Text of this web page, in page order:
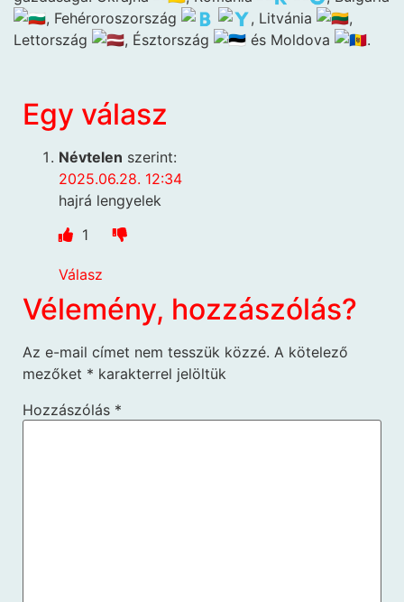
, Fehéroroszország
, Litvánia
,
Lettország
, Észtország és Moldova .
Egy válasz
Névtelen szerint:
2025.06.28. 12:34
hajrá lengyelek
1
Válasz
Vélemény, hozzászólás?
Az e-mail címet nem tesszük közzé. A kötelező
mezőket * karakterrel jelöltük
Hozzászólás *